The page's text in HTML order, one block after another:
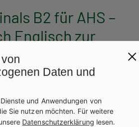
B2 für AHS –
Englisch zur
inkl.
kostenlose Unterrichtsmaterialien zu
Daten und
und Anwendungen von
Sie nutzen möchten. Für weitere
Datenschutzerklärung lesen.